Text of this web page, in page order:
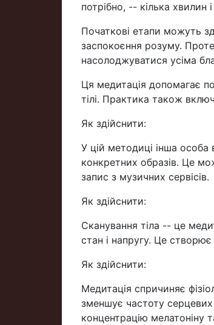
потрібно, -- кілька хвилин
Початкові етапи можуть
заспокоєння розуму.
насолоджуватися усіма
Ця медитація допомагає
тілі. Практика також
Як здійснити:
У цій методиці інша особа
конкретних образів. Це
запис з музичних сервісів.
Як здійснити:
Сканування тіла -- це
стан і напругу. Це
Як здійснити:
Медитація спричиняє
зменшує частоту серцевих
концентрацію мелатоніну